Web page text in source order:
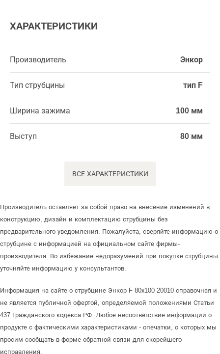
ХАРАКТЕРИСТИКИ
Производитель Энкор
Тип струбцины тип F
Ширина зажима 100 мм
Выступ 80 мм
ВСЕ ХАРАКТЕРИСТИКИ
Производитель оставляет за собой право на внесение изменений в
конструкцию, дизайн и комплектацию струбцины без
предварительного уведомления. Пожалуйста, сверяйте информацию о
струбцине с информацией на официальном сайте фирмы-
производителя. Во избежание недоразумений при покупке струбцины
уточняйте информацию у консультантов.
Информация на сайте о струбцине Энкор F 80х100 20010 справочная и
не является публичной офертой, определяемой положениями Статьи
437 Гражданского кодекса РФ. Любое несоответствие информации о
продукте с фактическими характеристиками - опечатки, о которых мы
просим сообщать в форме обратной связи для скорейшего
исправления.